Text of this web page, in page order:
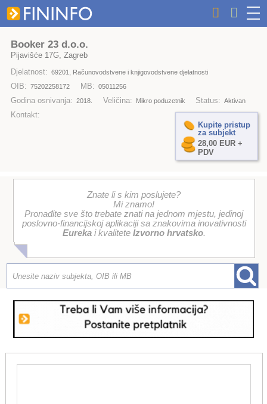
Booker 23 d.o.o.
Pijavišće 17G, Zagreb
Djelatnost: 69201, Računovodstvene i knjigovodstvene djelatnosti
OIB: 75202258172 MB: 05011256
Godina osnivanja: 2018. Veličina: Mikro poduzetnik Status: Aktivan
Kontakt:
Kupite pristup
za subjekt
28,00 EUR +
PDV
Znate li s kim poslujete?
Mi znamo!
Pronađite sve što trebate znati na jednom mjestu, jedinoj
poslovno-financijskoj aplikaciji sa znakovima inovativnosti
Eurekai kvalitete Izvorno hrvatsko.